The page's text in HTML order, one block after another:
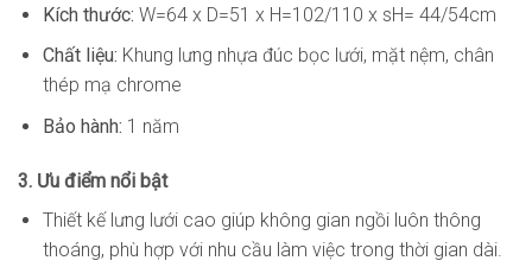
Kích thước: W=64 x D=51 x H=102/110 x sH= 44/54cm
Chất liệu: Khung lưng nhựa đúc bọc lưới, mặt nệm, chân
thép mạ chrome
Bảo hành: 1 năm
3. Ưu điểm nổi bật
Thiết kế lưng lưới cao giúp không gian ngồi luôn thông
thoáng, phù hợp với nhu cầu làm việc trong thời gian dài.